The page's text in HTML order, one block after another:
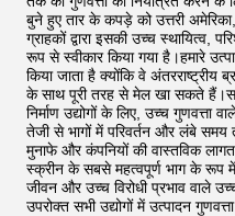
बुने हुए तार के कपड़े को उत्तरी
ग्राहकों द्वारा इसकी उच्च स्थायित्व,
रूप से स्वीकार किया गया है।हमारे
किया जाता है क्योंकि वे अंतरराष्ट्रीय
के साथ पूरी तरह से मेल खा सकते
निर्माण उद्योगों के लिए, उच्च गुणवत्ता
तेजी से भागों में परिवर्तन और लंबे
मुनाफे और कंपनियों की वास्तविक
स्क्रीन के सबसे महत्वपूर्ण भाग के
जीवन और उच्च विरोधी प्रभाव वाले
उपरोक्त सभी उद्योगों में उत्पादन